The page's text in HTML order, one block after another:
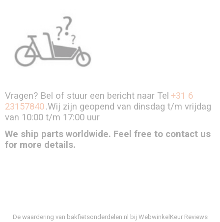
Vragen? Bel of stuur een bericht naar Tel +31 6
23157840.Wij zijn geopend van dinsdag t/m vrijdag
van 10:00 t/m 17:00 uur
We ship parts worldwide. Feel free to contact us
for more details.
De waardering van bakfietsonderdelen.nl bij WebwinkelKeur Reviews